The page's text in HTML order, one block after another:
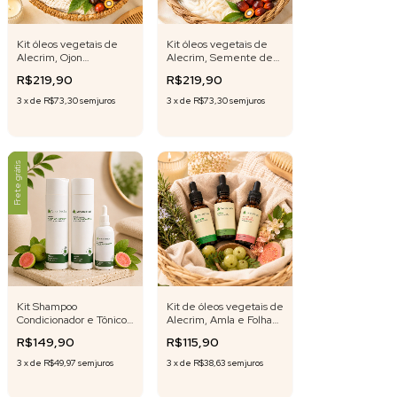
Kit óleos vegetais de
Alecrim, Ojon
100 ml cada
R$219,90
3 xde R$73,30sem juros
Kit óleos vegetais de
Alecrim, Semente de
100 ml cada
R$219,90
3 xde R$73,30sem juros
Frete grátis
Kit Shampoo
Condicionador e Tônico
Goiabeira 3 unidades
R$149,90
3 xde R$49,97 sem juros
Kit de óleos vegetais de
Alecrim, Amla e Folha
cada
R$115,90
3 xde R$38,63 sem juros